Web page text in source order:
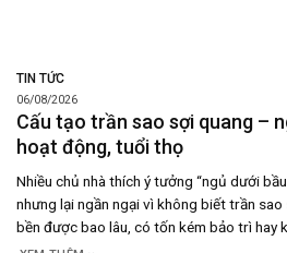
TIN TỨC
06/08/2026
Cấu tạo trần sao sợi quang –
hoạt động, tuổi thọ
Nhiều chủ nhà thích ý tưởng “ngủ dưới
nhưng lại ngần ngại vì không biết trần sao
bền được bao lâu, có tốn kém bảo trì hay